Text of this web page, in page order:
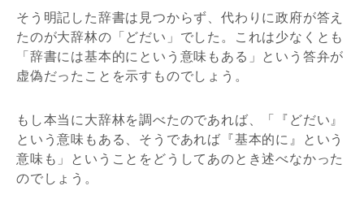
そう明記した辞書は見つからず、代わりに政府が答え
たのが大辞林の「どだい」でした。これは少なくとも
「辞書には基本的にという意味もある」という答弁が
虚偽だったことを示すものでしょう。
もし本当に大辞林を調べたのであれば、「『どだい』
という意味もある、そうであれば『基本的に』という
意味も」ということをどうしてあのとき述べなかった
のでしょう。